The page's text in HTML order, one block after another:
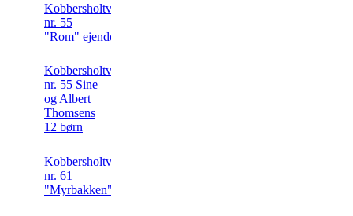
Kobbersholtvej
nr. 55
"Rom" ejendomsoplysning
Kobbersholtvej
nr. 55 Sine
og Albert
Thomsens
12 børn
Kobbersholtvej
nr. 61
"Myrbakken" foto